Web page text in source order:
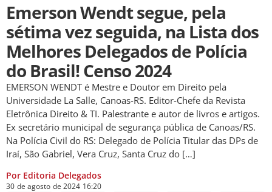
Emerson Wendt segue, pela
sétima vez seguida, na Lista dos
Melhores Delegados de Polícia
do Brasil! Censo 2024
EMERSON WENDT é Mestre e Doutor em Direito pela
Universidade La Salle, Canoas-RS. Editor-Chefe da Revista
Eletrônica Direito & TI. Palestrante e autor de livros e artigos.
Ex secretário municipal de segurança pública de Canoas/RS.
Na Polícia Civil do RS: Delegado de Polícia Titular das DPs de
Iraí, São Gabriel, Vera Cruz, Santa Cruz do […]
Por Editoria Delegados
30 de agosto de 2024 16:20